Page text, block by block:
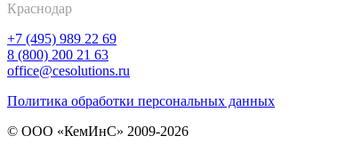
Краснодар
+7 (495) 989 22 69
8 (800) 200 21 63
office@cesolutions.ru
Политика обработки персональных данных
© ООО «КемИнС» 2009-2026